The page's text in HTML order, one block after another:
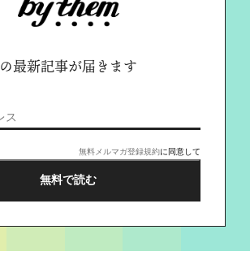
の最新記事が届きます
無料メルマガ登録規約に同意して